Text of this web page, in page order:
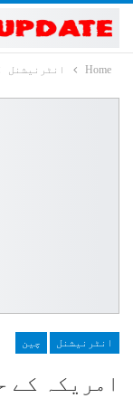
Home انٹرنیشنل
انٹرنیشنل چین
امریکہ کے